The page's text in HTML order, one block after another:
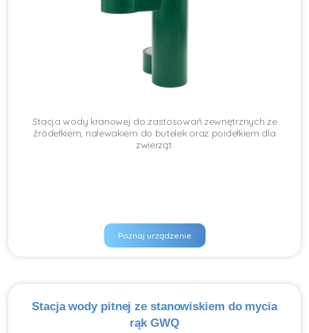
Stacja wody kranowej do zastosowań zewnętrznych ze
źródełkiem, nalewakiem do butelek oraz poidełkiem dla
zwierząt.
Poznaj urządzenie
Stacja wody pitnej ze stanowiskiem do mycia
rąk GWQ